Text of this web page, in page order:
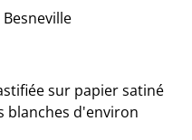
sur papier satiné
blanches d'environ